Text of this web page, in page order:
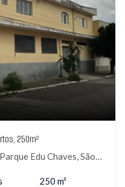
250m²
Edu Chaves, São Paulo-SP
250 m²